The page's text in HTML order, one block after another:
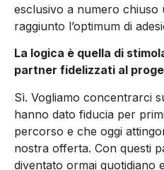
esclusivo a numero chiuso
raggiunto l’optimum di
La logica è quella di
partner fidelizzati al
Sì. Vogliamo concentrarci
hanno dato fiducia per
percorso e che oggi
nostra offerta. Con questi
diventato ormai quotidiano